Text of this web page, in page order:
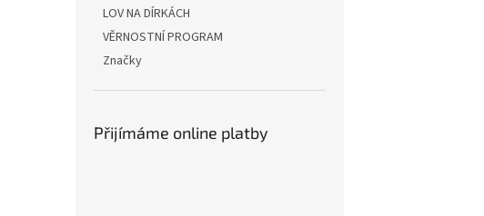
LOV NA DÍRKÁCH
VĚRNOSTNÍ PROGRAM
Značky
Přijímáme online platby